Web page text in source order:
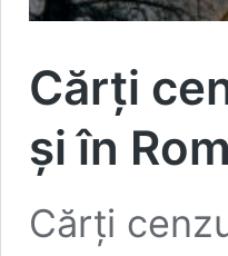
Cărţi
şi în
Cărţi